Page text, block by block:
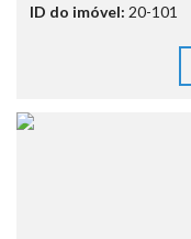
ID do imóvel: 20-101